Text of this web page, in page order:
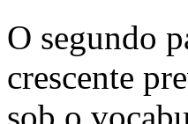
O segundo
crescente
sob o